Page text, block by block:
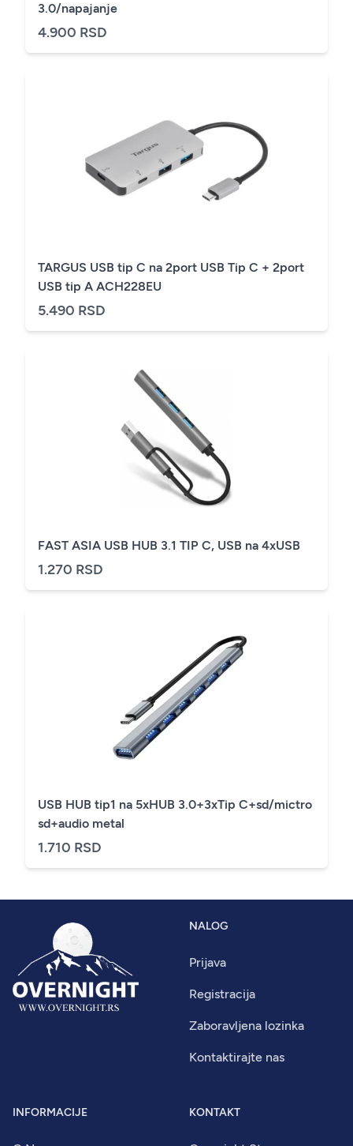
3.0/napajanje
4.900 RSD
TARGUS USB tip C na 2port USB Tip C + 2port
USB tip A ACH228EU
5.490 RSD
FAST ASIA USB HUB 3.1 TIP C, USB na 4xUSB
1.270 RSD
USB HUB tip1 na 5xHUB 3.0+3xTip C+sd/mictro
sd+audio metal
1.710 RSD
NALOG
Prijava
Registracija
Zaboravljena lozinka
Kontaktirajte nas
INFORMACIJE KONTAKT